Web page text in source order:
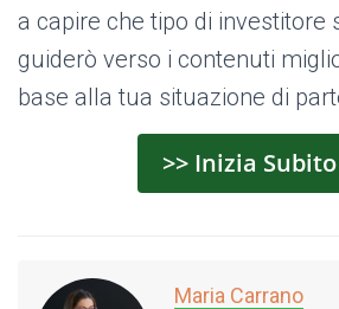
a capire che tipo di investitore
guiderò verso i contenuti
base alla tua situazione di
>> Inizia
Maria Carrano